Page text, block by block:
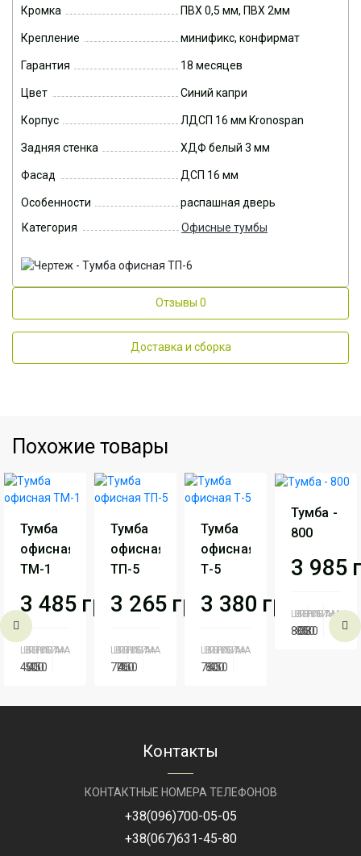
Кромка ПВХ 0,5 мм, ПВХ 2мм
Крепление минификс, конфирмат
Гарантия 18 месяцев
Цвет Синий капри
Корпус ЛДСП 16 мм Kronospan
Задняя стенка ХДФ белый 3 мм
Фасад ДСП 16 мм
Особенности
распашная дверь
Категория
Офисные тумбы
Отзывы 0
Доставка и сборка
Похожие товары
Тумба
офисная
ТМ-1
3 485 грн
ШИРИНА
400
ВЫСОТА
500
ГЛУБИНА
450
Персонал
Тумба
офисная
ТП-5
3 265 грн
ШИРИНА
700
ВЫСОТА
750
ГЛУБИНА
450
Персонал
Артикул
Тумба
офисная
Т-5
3 380 грн
ШИРИНА
750
ВЫСОТА
800
ГЛУБИНА
450
Персонал
Тумба -
800
3 985
ШИРИНА
800
ВЫСОТА
850
ГЛУБИНА
380
Контакты
КОНТАКТНЫЕ НОМЕРА ТЕЛЕФОНОВ
+38(096)700-05-05
+38(067)631-45-80